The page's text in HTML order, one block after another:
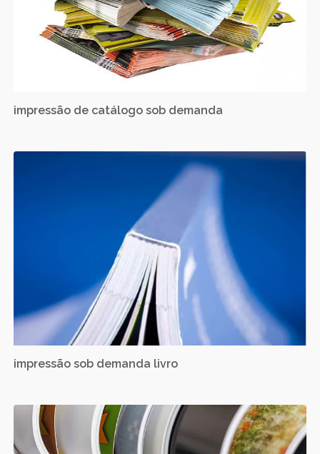
impressão de catálogo sob demanda
impressão sob demanda livro